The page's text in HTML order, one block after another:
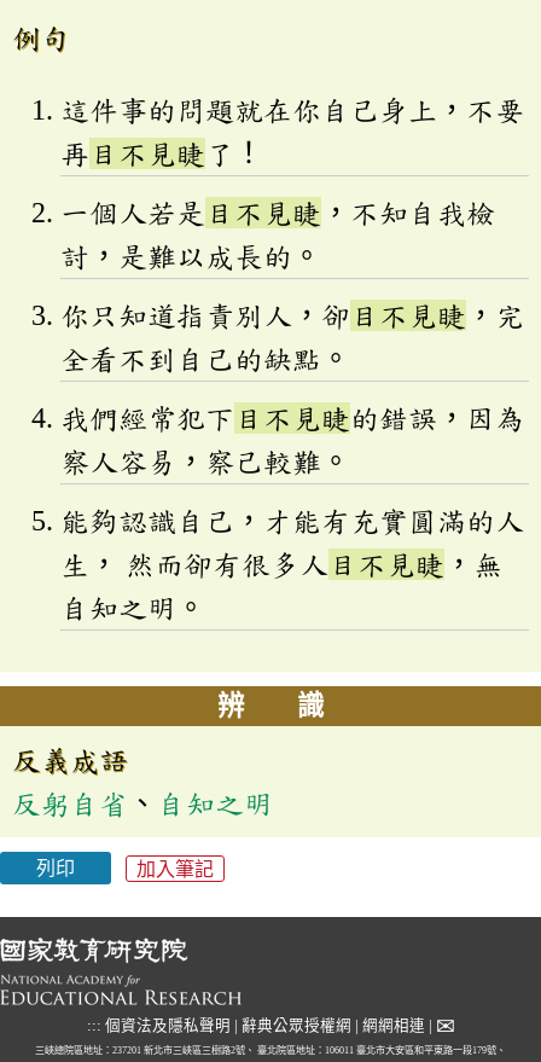
例句
這件事的問題就在你自己身上，不要
再 目不見睫 了！
一個人若是 目不見睫 ，不知自我檢
討，是難以成長的。
你只知道指責別人，卻 目不見睫 ，完
全看不到自己的缺點。
我們經常犯下 目不見睫的錯誤，因為
察人容易，察己較難。
能夠認識自己，才能有充實圓滿的人
生， 然而卻有很多人 目不見睫 ，無
自知之明。
辨 識
反義成語
反躬自省 、 自知之明
列印 加入筆記
::: 個資法及隱私聲明 | 辭典公眾授權網 | 網網相連 | ✉
三峽總院區地址：237201 新北市三峽區三樹路2號、 臺北院區地址：106011 臺北市大安區和平東路一段179號、